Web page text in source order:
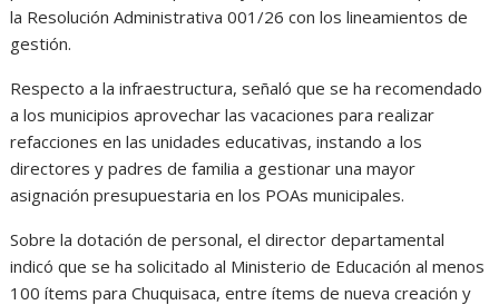
la Resolución Administrativa 001/26 con los lineamientos de
gestión.
Respecto a la infraestructura, señaló que se ha recomendado
a los municipios aprovechar las vacaciones para realizar
refacciones en las unidades educativas, instando a los
directores y padres de familia a gestionar una mayor
asignación presupuestaria en los POAs municipales.
Sobre la dotación de personal, el director departamental
indicó que se ha solicitado al Ministerio de Educación al menos
100 ítems para Chuquisaca, entre ítems de nueva creación y